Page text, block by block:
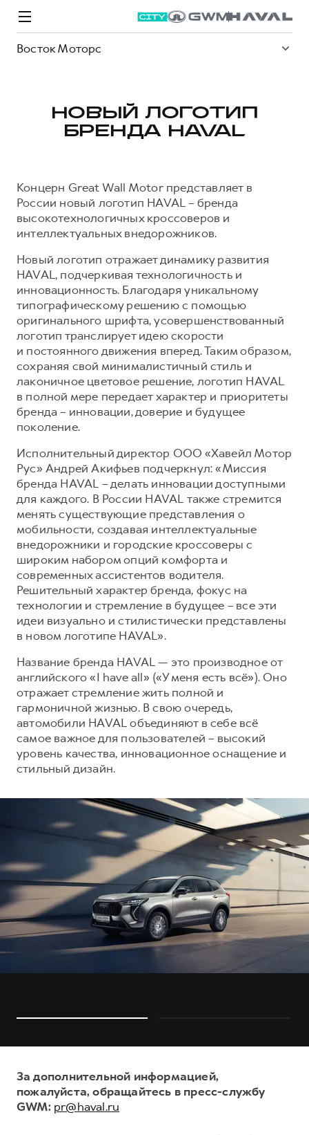
Восток Моторс
M6
от 2 049 000 ₽
JOLION
от 2 049 000 ₽
DARGO
от 3 199 000 ₽
DARGO X
от 3 499 000 ₽
F7
от 2 899 000 ₽
F7X
от 3 599 000 ₽
POER
от 3 449 000 ₽
ВЫБОР И ПОКУПКА
Автомобили в наличии
Конфигуратор HAVAL
Аксессуары HAVAL
Каталоги и прайс-листы
Программа «HAVAL Защита+»
Тест-драйв
Трейд-ин
КРЕДИТ И СТРАХОВАНИЕ
Кредитный калькулятор
Кредит
КОРПОРАТИВНЫМ КЛИЕНТАМ
Для малого бизнеса
Корпоративным клиентам
Крупным корпоративным клиентам
Система управления автопарком
Сервис для корпоративных клиентов
HAVAL Лизинг
АКСЕССУАРЫ HAVAL
Автомобильные аксессуары
Коллекция CITY
Коллекция Базовая
Коллекция Детская
СЕРВИС
Все о сервисе
Запись на сервис
Моторное масло
Стоимость ТО
СЕРВИСНОЕ ОБСЛУЖИВАНИЕ
Нулевое ТО
Программа «Помощь на дороге»
Регламенты технического обслуживания
Электронный ПТС
ПОДДЕРЖКА
GWM Безопасность
Гарантия HAVAL
Мобильное приложение GWM
Программа «HAVAL Защита+»
Руководства по эксплуатации
АКСЕССУАРЫ HAVAL
Автомобильные аксессуары
Коллекция CITY
Коллекция Базовая
Коллекция Детская
СПЕЦПРЕДЛОЖЕНИЯ
Покупателям
Владельцам
БРЕНД HAVAL
О бренде
О GWM
Статьи
ИНФОРМАЦИЯ О ДИЛЕРЕ
О дилере
Наша команда
Контакты
НОВЫЙ ЛОГОТИП
БРЕНДА HAVAL
Концерн Great Wall Motor представляет в
России новый логотип HAVAL – бренда
высокотехнологичных кроссоверов и
интеллектуальных внедорожников.
Новый логотип отражает динамику развития
HAVAL, подчеркивая технологичность и
инновационность. Благодаря уникальному
типографическому решению с помощью
оригинального шрифта, усовершенствованный
логотип транслирует идею скорости
и постоянного движения вперед. Таким образом,
сохраняя свой минималистичный стиль и
лаконичное цветовое решение, логотип HAVAL
в полной мере передает характер и приоритеты
бренда – инновации, доверие и будущее
поколение.
Исполнительный директор ООО «Хавейл Мотор
Рус» Андрей Акифьев подчеркнул: «Миссия
бренда HAVAL – делать инновации доступными
для каждого. В России HAVAL также стремится
менять существующие представления о
мобильности, создавая интеллектуальные
внедорожники и городские кроссоверы с
широким набором опций комфорта и
современных ассистентов водителя.
Решительный характер бренда, фокус на
технологии и стремление в будущее – все эти
идеи визуально и стилистически представлены
в новом логотипе HAVAL».
Название бренда HAVAL — это производное от
английского «I have all» («У меня есть всё»). Оно
отражает стремление жить полной и
гармоничной жизнью. В свою очередь,
автомобили HAVAL объединяют в себе всё
самое важное для пользователей – высокий
уровень качества, инновационное оснащение и
стильный дизайн.
За дополнительной информацией,
пожалуйста, обращайтесь в пресс-службу
GWM: pr@haval.ru